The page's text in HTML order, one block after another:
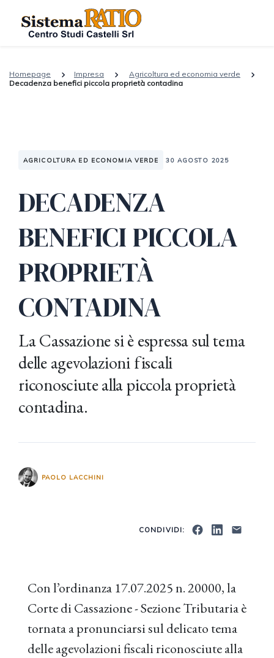
Homepage Impresa
Agricoltura ed economia verde
Decadenza benefici piccola proprietà contadina
AGRICOLTURA ED ECONOMIA VERDE 30 AGOSTO 2025
DECADENZA
BENEFICI PICCOLA
PROPRIETÀ
CONTADINA
La Cassazione si è espressa sul tema
delle agevolazioni fiscali
riconosciute alla piccola proprietà
contadina.
PAOLO LACCHINI
CONDIVIDI:
Con l’ordinanza 17.07.2025 n. 20000, la
Corte di Cassazione - Sezione Tributaria è
tornata a pronunciarsi sul delicato tema
delle agevolazioni fiscali riconosciute alla